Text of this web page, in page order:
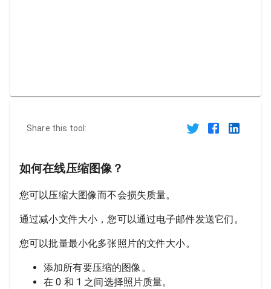
Share this tool:
如何在线压缩图像？
您可以压缩大图像而不会损失质量。
通过减小文件大小，您可以通过电子邮件发送它们。
您可以批量最小化多张照片的文件大小。
添加所有要压缩的图像。
在 0 和 1 之间选择照片质量。